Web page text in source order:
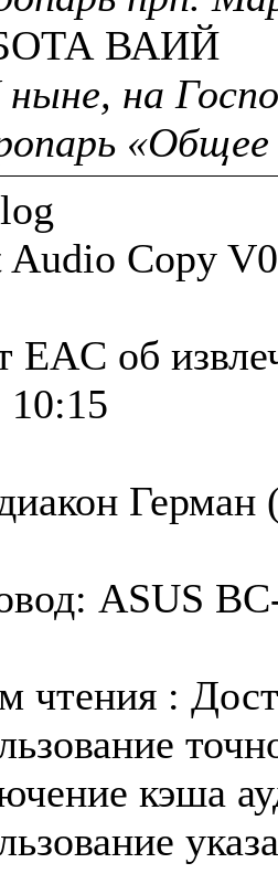
ВАИЙ
на
«Общее
Audio Copy
EAC об
10:15
Герман
ASUS
чтения :
кэша